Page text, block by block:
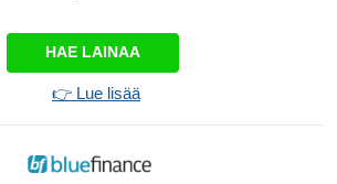
HAE LAINAA
👉 Lue lisää